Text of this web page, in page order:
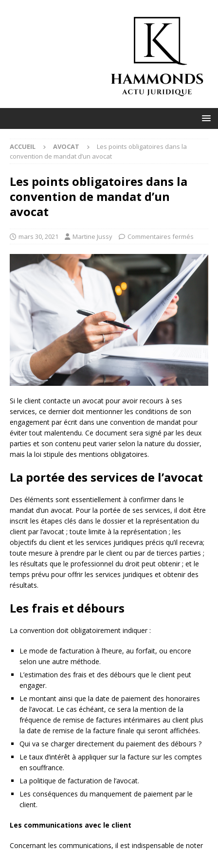
ACCUEIL AVOCAT
Les points obligatoires dans la
convention de mandat d’un avocat
Les points obligatoires dans la
convention de mandat d’un
avocat
mars 30, 2021 Martine Jussy Commentaires fermés
Si le client contacte un avocat pour avoir recours à ses
services, ce dernier doit mentionner les conditions de son
engagement par écrit dans une convention de mandat pour
éviter tout malentendu. Ce document sera signé par les deux
parties et son contenu peut varier selon la nature du dossier,
mais la loi stipule des mentions obligatoires.
La portée des services de l’avocat
Des éléments sont essentiellement à confirmer dans le
mandat d’un avocat. Pour la portée de ses services, il doit être
inscrit les étapes clés dans le dossier et la représentation du
client par l’avocat ; toute limite à la représentation ; les
objectifs du client et les services juridiques précis qu’il recevra;
toute mesure à prendre par le client ou par de tierces parties ;
les résultats que le professionnel du droit peut obtenir ; et le
temps prévu pour offrir les services juridiques et obtenir des
résultats.
Les frais et débours
La convention doit obligatoirement indiquer :
Le mode de facturation à l’heure, au forfait, ou encore
selon une autre méthode.
L’estimation des frais et des débours que le client peut
engager.
Le montant ainsi que la date de paiement des honoraires
de l’avocat. Le cas échéant, ce sera la mention de la
fréquence de remise de factures intérimaires au client plus
la date de remise de la facture finale qui seront affichées.
Qui va se charger directement du paiement des débours ?
Le taux d’intérêt à appliquer sur la facture sur les comptes
en souffrance.
La politique de facturation de l’avocat.
Les conséquences du manquement de paiement par le
client.
Les communications avec le client
Concernant les communications, il est indispensable de noter